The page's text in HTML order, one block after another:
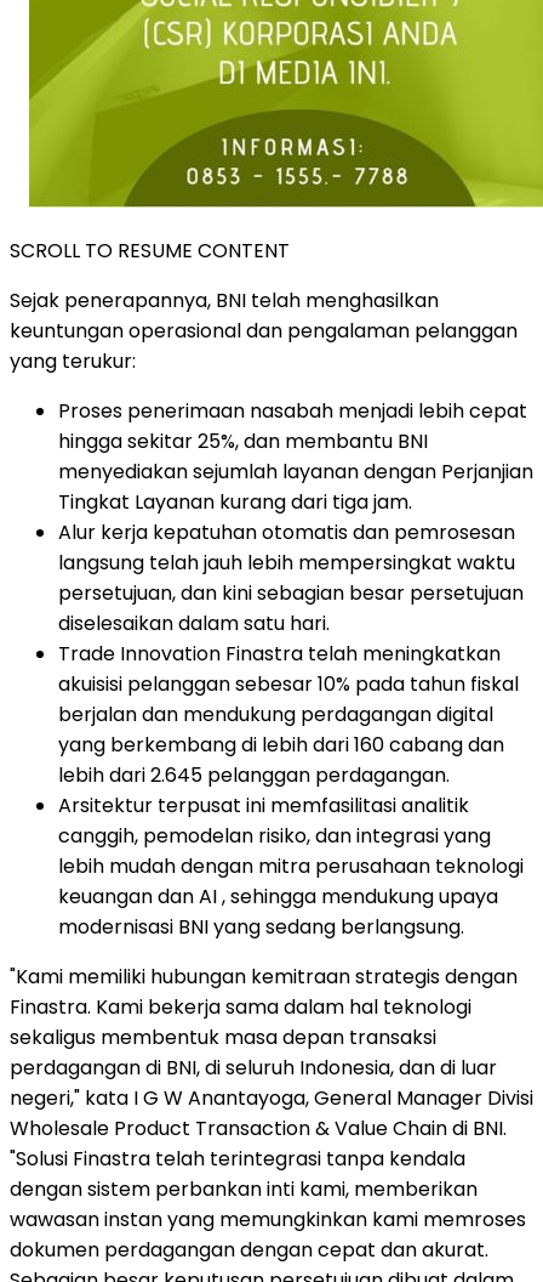
SCROLL TO RESUME CONTENT
Sejak penerapannya, BNI telah menghasilkan
keuntungan operasional dan pengalaman pelanggan
yang terukur:
Proses penerimaan nasabah menjadi lebih cepat
hingga sekitar 25%, dan membantu BNI
menyediakan sejumlah layanan dengan Perjanjian
Tingkat Layanan kurang dari tiga jam.
Alur kerja kepatuhan otomatis dan pemrosesan
langsung telah jauh lebih mempersingkat waktu
persetujuan, dan kini sebagian besar persetujuan
diselesaikan dalam satu hari.
Trade Innovation Finastra telah meningkatkan
akuisisi pelanggan sebesar 10% pada tahun fiskal
berjalan dan mendukung perdagangan digital
yang berkembang di lebih dari 160 cabang dan
lebih dari 2.645 pelanggan perdagangan.
Arsitektur terpusat ini memfasilitasi analitik
canggih, pemodelan risiko, dan integrasi yang
lebih mudah dengan mitra perusahaan teknologi
keuangan dan AI , sehingga mendukung upaya
modernisasi BNI yang sedang berlangsung.
"Kami memiliki hubungan kemitraan strategis dengan
Finastra. Kami bekerja sama dalam hal teknologi
sekaligus membentuk masa depan transaksi
perdagangan di BNI, di seluruh Indonesia, dan di luar
negeri," kata I G W Anantayoga, General Manager Divisi
Wholesale Product Transaction & Value Chain di BNI.
"Solusi Finastra telah terintegrasi tanpa kendala
dengan sistem perbankan inti kami, memberikan
wawasan instan yang memungkinkan kami memroses
dokumen perdagangan dengan cepat dan akurat.